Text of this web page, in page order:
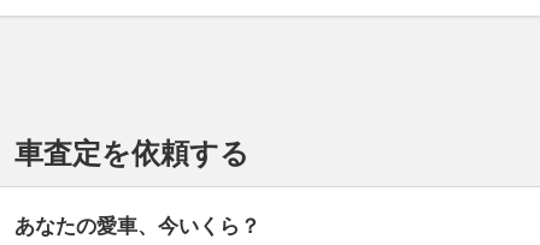
車査定を依頼する
あなたの愛車、今いくら？